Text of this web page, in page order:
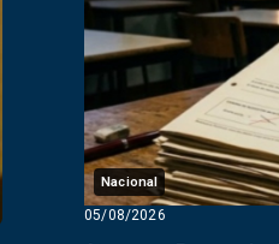
Nacional
05/08/2026